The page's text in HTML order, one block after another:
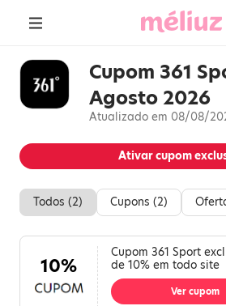
Cupom 361
Agosto 2026
Atualizado em 08/08/
Ativar cupom
Todos (2) Cupons (2)
10%
Cupom 361 Sport
de 10% em todo site
Ver cupom